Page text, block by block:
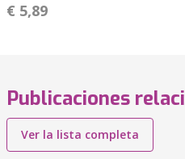
€ 5,89
Publicaciones
Ver la lista completa